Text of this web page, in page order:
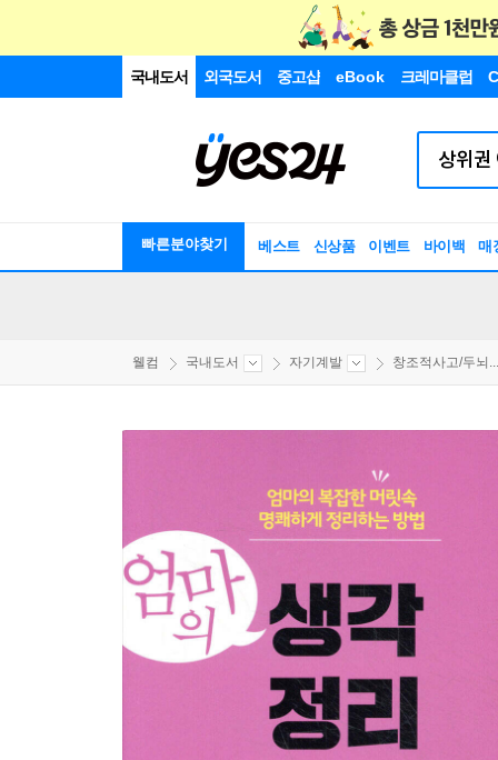
국내도서 외국도서 중고샵 eBook 크레마클럽
빠른분야찾기 베스트 신상품 이벤트 바이백 매
웰컴 국내도서 자기계발 창조적사고/두뇌...